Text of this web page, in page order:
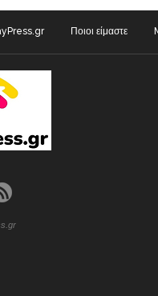
Ποιοι είμαστε